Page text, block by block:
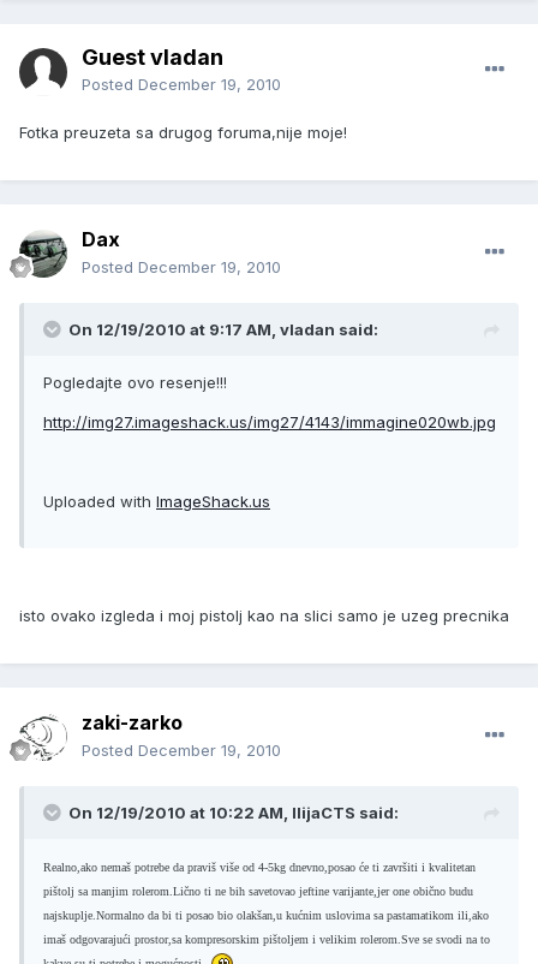
Guest vladan
Posted December 19, 2010
Fotka preuzeta sa drugog foruma,nije moje!
Dax
Posted December 19, 2010
On 12/19/2010 at 9:17 AM, vladan said:
Pogledajte ovo resenje!!!
http://img27.imageshack.us/img27/4143/immagine020wb.jpg
Uploaded with ImageShack.us
isto ovako izgleda i moj pistolj kao na slici samo je uzeg precnika
zaki-zarko
Posted December 19, 2010
On 12/19/2010 at 10:22 AM, IlijaCTS said:
Realno,ako nemaš potrebe da praviš više od 4-5kg dnevno,posao će ti završiti i kvalitetan
pištolj sa manjim rolerom.Lično ti ne bih savetovao jeftine varijante,jer one obično budu
najskuplje.Normalno da bi ti posao bio olakšan,u kućnim uslovima sa pastamatikom ili,ako
imaš odgovarajući prostor,sa kompresorskim pištoljem i velikim rolerom.Sve se svodi na to